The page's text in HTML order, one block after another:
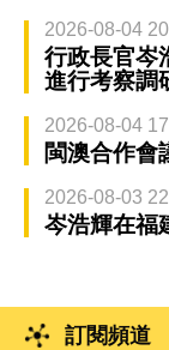
2026-08-04
行政長官岑
進行考察調
2026-08-04
閩澳合作會
2026-08-03
岑浩輝在福
訂閱頻道